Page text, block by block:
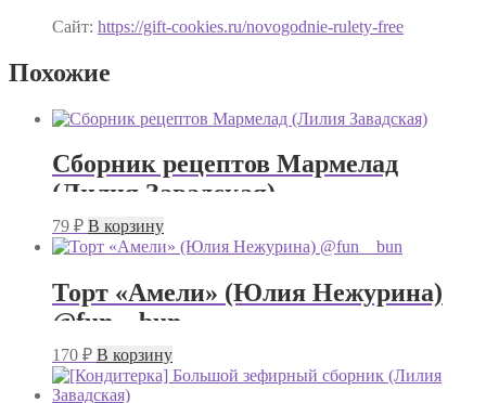
Сайт: https://gift-cookies.ru/novogodnie-rulety-free
Похожие
Сборник рецептов Мармелад
(Лилия Завадская)
79 ₽ В корзину
Торт «Амели» (Юлия Нежурина)
@fun__bun
170 ₽ В корзину